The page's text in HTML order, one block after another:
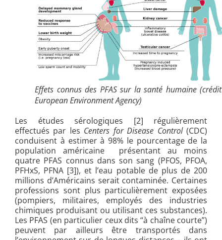
Effets connus des PFAS sur la santé humaine
European Environment Agency)
Les études sérologiques [2] régulièrement
effectués par les Centers for Disease Control(CDC)
conduisent à estimer à 98% le pourcentage de la
population américaine présentant au moins
quatre PFAS connus dans son sang (PFOS, PFOA,
PFHxS, PFNA [3]), et l’eau potable de plus de 200
millions d’Américains serait contaminée. Certaines
professions sont plus particulièrement exposées
(pompiers, militaires, employés des industries
chimiques produisant ou utilisant ces substances).
Les PFAS (en particulier ceux dits “à chaîne courte”)
peuvent par ailleurs être transportés dans